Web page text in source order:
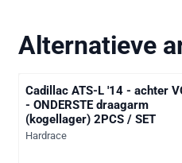
Alternatieve
Cadillac ATS-L '14 - achter
- ONDERSTE draagarm
(kogellager) 2PCS / SET
Merk:
Hardrace